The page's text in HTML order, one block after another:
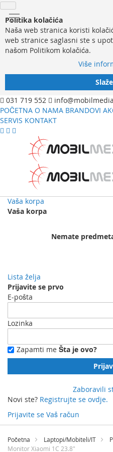
Politika kolačića
Naša web stranica koristi
web stranice saglasni ste s
našom Politikom kolačića.
Više
031 719 552
POČETNA O NAMA BRANDOVI
SERVIS KONTAKT
Vaša korpa
Vaša korpa
Nemate
Lista želja
Prijavite se prvo
E-pošta
Lozinka
Zapamti me Šta je ovo?
Zaboravili
Novi ste? Registrujte se ovdje.
Prijavite se Vaš račun
Preskočite
sadržaj
Početna Laptopi/Mobiteli/IT
Monitor Xiaomi 1C 23.8"